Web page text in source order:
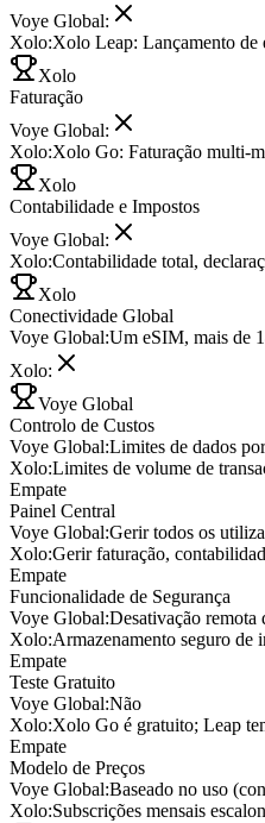
Voye Global:
Xolo:Xolo Leap: Lançamento de
Xolo
Faturação
Voye Global:
Xolo:Xolo Go: Faturação multi-
Xolo
Contabilidade e Impostos
Voye Global:
Xolo:Contabilidade total,
Xolo
Conectividade Global
Voye Global:Um eSIM, mais de
Xolo:
Voye Global
Controlo de Custos
Voye Global:Limites de dados
Xolo:Limites de volume de
Empate
Painel Central
Voye Global:Gerir todos os
Xolo:Gerir faturação,
Empate
Funcionalidade de Segurança
Voye Global:Desativação remota
Xolo:Armazenamento seguro de
Empate
Teste Gratuito
Voye Global:Não
Xolo:Xolo Go é gratuito; Leap
Empate
Modelo de Preços
Voye Global:Baseado no uso
Xolo:Subscrições mensais